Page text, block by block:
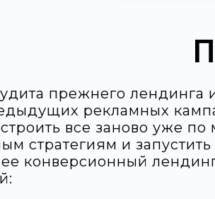
прежнего лендинга
рекламных
все заново уже по
стратегиям и
конверсионный